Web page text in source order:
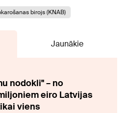
birojs (KNAB)
Jaunākie
nodokli" – no
eiro Latvijas
viens